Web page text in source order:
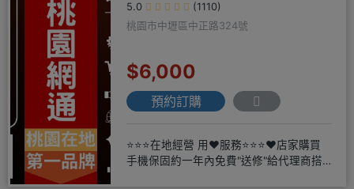
5.0
(1110)
桃園市中壢區中正路324號
$6,000
預約訂購
⭐⭐⭐在地經營 用❤️服務⭐⭐⭐❤️店家購買
手機保固約一年內免費"送修"給代理商搭